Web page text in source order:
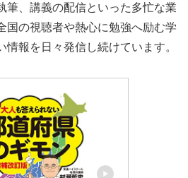
筆、講義の配信といった多忙な業
国の視聴者や熱心に勉強へ励む学
報を日々発信し続けています。